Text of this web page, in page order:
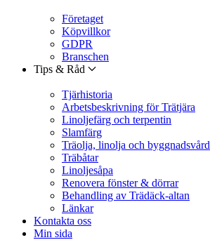
Företaget
Köpvillkor
GDPR
Branschen
Tips & Råd
Tjärhistoria
Arbetsbeskrivning för Trätjära
Linoljefärg och terpentin
Slamfärg
Träolja, linolja och byggnadsvård
Träbåtar
Linoljesåpa
Renovera fönster & dörrar
Behandling av Trädäck-altan
Länkar
Kontakta oss
Min sida